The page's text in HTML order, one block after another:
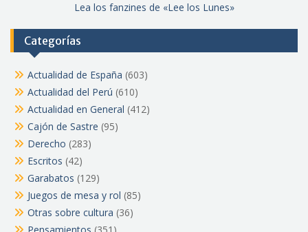
Lea los fanzines de «Lee los Lunes»
Categorías
Actualidad de España (603)
Actualidad del Perú (610)
Actualidad en General (412)
Cajón de Sastre (95)
Derecho (283)
Escritos (42)
Garabatos (129)
Juegos de mesa y rol (85)
Otras sobre cultura (36)